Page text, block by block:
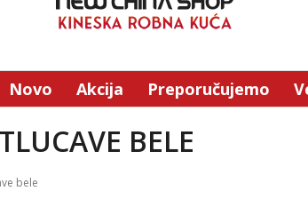
Novo Akcija Preporučujemo
BELE
bele